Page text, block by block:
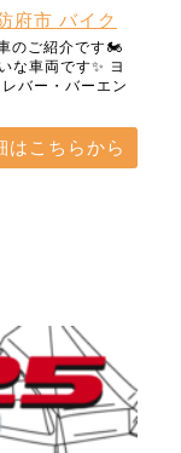
府市 バイク
のご紹介です🏍️
な車両です✨ ヨ
バー・バーエン
はこちらから